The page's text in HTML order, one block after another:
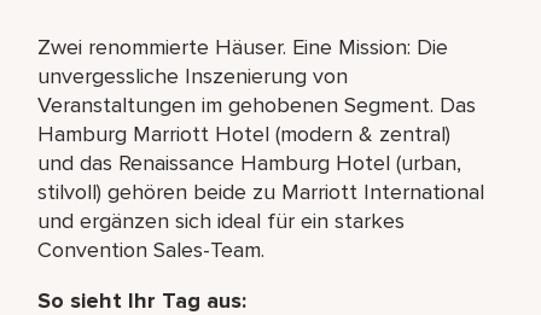
Zwei renommierte Häuser. Eine Mission: Die
unvergessliche Inszenierung von
Veranstaltungen im gehobenen Segment. Das
Hamburg Marriott Hotel (modern & zentral)
und das Renaissance Hamburg Hotel (urban,
stilvoll) gehören beide zu Marriott International
und ergänzen sich ideal für ein starkes
Convention Sales-Team.
So sieht Ihr Tag aus: